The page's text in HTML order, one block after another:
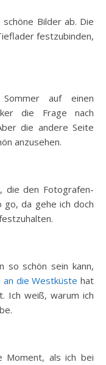
Bilder ab. Die
festzubinden,
auf einen
die Frage nach
die andere Seite
anzusehen.
die den Fotografen-
go, da gehe ich doch
so schön sein kann,
an die Westküste hat
Ich weiß, warum ich
Moment, als ich bei